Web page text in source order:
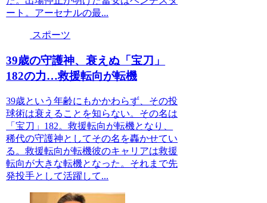
ート。アーセナルの最...
スポーツ
39歳の守護神、衰えぬ「宝刀」
182の力…救援転向が転機
39歳という年齢にもかかわらず、その投
球術は衰えることを知らない。その名は
「宝刀」182。救援転向が転機となり、
稀代の守護神としてその名を轟かせてい
る。救援転向が転機彼のキャリアは救援
転向が大きな転機となった。それまで先
発投手として活躍して...